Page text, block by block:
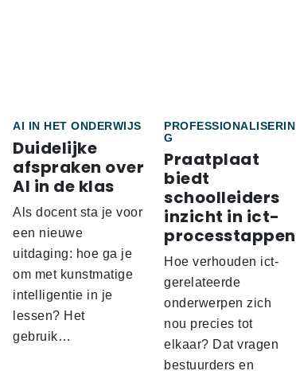
AI IN HET ONDERWIJS
Duidelijke
afspraken over
AI in de klas
Als docent sta je voor
een nieuwe
uitdaging: hoe ga je
om met kunstmatige
intelligentie in je
lessen? Het
gebruik…
PROFESSIONALISERIN
G
Praatplaat
biedt
schoolleiders
inzicht in ict-
processtappen
Hoe verhouden ict-
gerelateerde
onderwerpen zich
nou precies tot
elkaar? Dat vragen
bestuurders en